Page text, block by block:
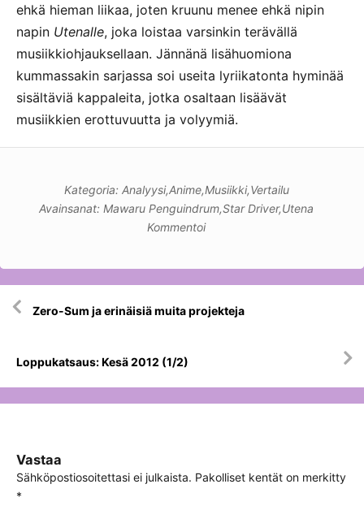
ehkä hieman liikaa, joten kruunu menee ehkä nipin
napin Utenalle, joka loistaa varsinkin terävällä
musiikkiohjauksellaan. Jännänä lisähuomiona
kummassakin sarjassa soi useita lyriikatonta hyminää
sisältäviä kappaleita, jotka osaltaan lisäävät
musiikkien erottuvuutta ja volyymiä.
Kategoria: Analyysi,Anime,Musiikki,Vertailu
Avainsanat: Mawaru Penguindrum,Star Driver,Utena
Kommentoi
selausZero-Sum ja erinäisiä muita projekteja
Loppukatsaus: Kesä 2012 (1/2)
Vastaa
Sähköpostiosoitettasi ei julkaista. Pakolliset kentät on merkitty
*